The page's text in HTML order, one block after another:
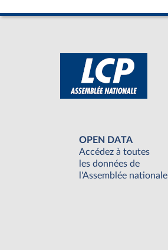
OPEN DATA
Accédez à toutes
les données de
l'Assemblée nationale